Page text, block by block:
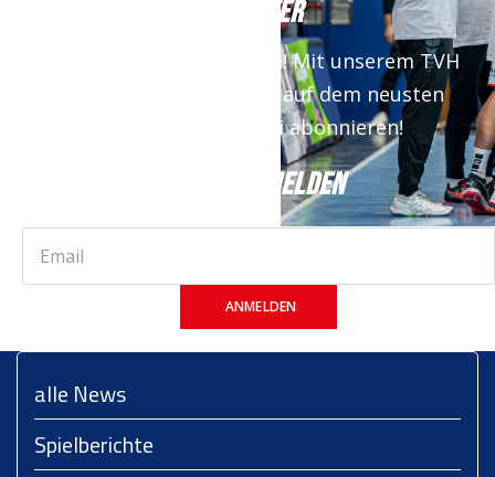
NEWSLETTER
Keine News mehr verpassen! Mit unserem TVH
Newsletter bist du immer auf dem neusten
Stand. Jetzt kostenfrei abonnieren!
JETZT ANMELDEN
ANMELDEN
alle News
Spielberichte